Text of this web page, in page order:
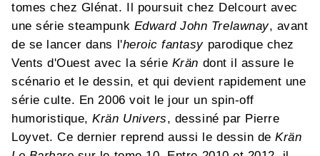
tomes chez Glénat. Il poursuit chez Delcourt avec
une série steampunk Edward John Trelawnay, avant
de se lancer dans l'heroic fantasy parodique chez
Vents d'Ouest avec la série Krän dont il assure le
scénario et le dessin, et qui devient rapidement une
série culte. En 2006 voit le jour un spin-off
humoristique,Krän Univers, dessiné par Pierre
Loyvet. Ce dernier reprend aussi le dessin deKrän